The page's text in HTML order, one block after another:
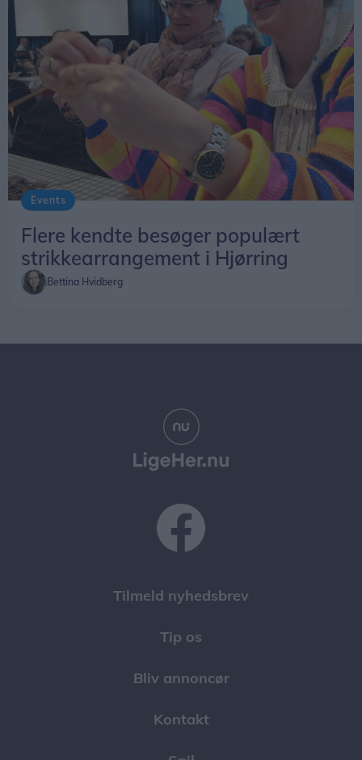
Events
Flere kendte besøger populært
strikkearrangement i Hjørring
Bettina Hvidberg
Tilmeld nyhedsbrev
Tip os
Bliv annoncør
Kontakt